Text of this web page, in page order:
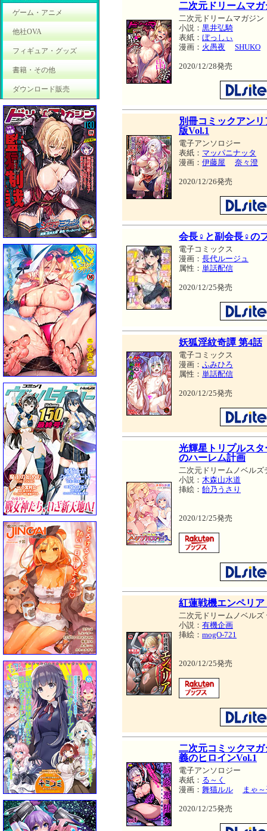
ゲーム・アニメ
他社OVA
フィギュア・グッズ
書籍・その他
ダウンロード販売
二次元ドリームマガ
二次元ドリームマガジン
小説： 黒井弘騎
表紙： ぼっしぃ
漫画： 火愚夜 SHUKO
2020/12/28発売
別冊コミックアン
版Vol.1
電子アンソロジー
表紙： マッパニナッタ
漫画： 伊藤屋 奈々澄
2020/12/26発売
会長♀と副会長♀の
電子コミックス
漫画： 長代ルージュ
属性： 単話配信
2020/12/25発売
妖狐淫紋奇譚 第4話
電子コミックス
漫画： ふみひろ
属性： 単話配信
2020/12/25発売
光輝星トリプルス
のハーレム計画
二次元ドリームノベルズ
小説： 木森山水道
挿絵： 飴乃うさり
2020/12/25発売
紅蓮戦機エンペリ
二次元ドリームノベルズ
小説： 有機企画
挿絵： mogO-721
2020/12/25発売
二次元コミックマ
義のヒロインVol.1
電子アンソロジー
表紙： る～く
漫画： 舞猫ルル まゃ
2020/12/25発売